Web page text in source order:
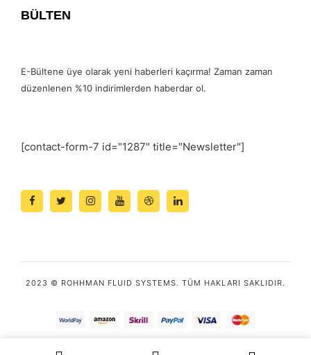
BÜLTEN
E-Bültene üye olarak yeni haberleri kaçırma! Zaman zaman
düzenlenen %10 indirimlerden haberdar ol.
[contact-form-7 id="1287" title="Newsletter"]
2023 © ROHHMAN FLUID SYSTEMS. TÜM HAKLARI SAKLIDIR.